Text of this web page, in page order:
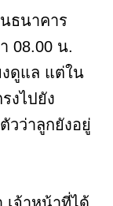
ธนาคาร
08.00 น.
งดูแล แต่ใน
งไปยัง
วว่าลูกยังอยู่